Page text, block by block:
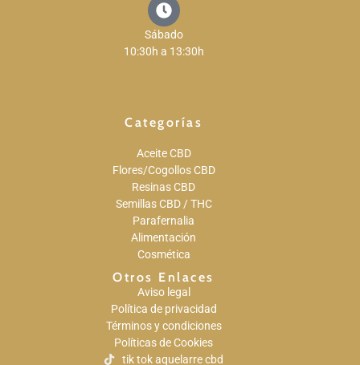
Sábado
10:30h a 13:30h
Categorías
Aceite CBD
Flores/Cogollos CBD
Resinas CBD
Semillas CBD / THC
Parafernalia
Alimentación
Cosmética
Otros Enlaces
Aviso legal
Política de privacidad
Términos y condiciones
Políticas de Cookies
tik tok aquelarre cbd